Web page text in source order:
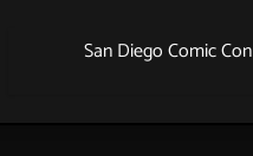
San Diego Comic Con